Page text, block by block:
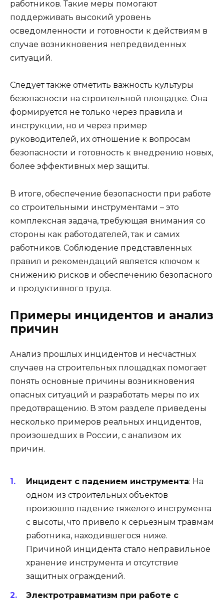
работников. Такие меры помогают
поддерживать высокий уровень
осведомленности и готовности к действиям в
случае возникновения непредвиденных
ситуаций.
Следует также отметить важность культуры
безопасности на строительной площадке. Она
формируется не только через правила и
инструкции, но и через пример
руководителей, их отношение к вопросам
безопасности и готовность к внедрению новых,
более эффективных мер защиты.
В итоге, обеспечение безопасности при работе
со строительными инструментами – это
комплексная задача, требующая внимания со
стороны как работодателей, так и самих
работников. Соблюдение представленных
правил и рекомендаций является ключом к
снижению рисков и обеспечению безопасного
и продуктивного труда.
Примеры инцидентов и анализ
причин
Анализ прошлых инцидентов и несчастных
случаев на строительных площадках помогает
понять основные причины возникновения
опасных ситуаций и разработать меры по их
предотвращению. В этом разделе приведены
несколько примеров реальных инцидентов,
произошедших в России, с анализом их
причин.
Инцидент с падением инструмента: На
одном из строительных объектов
произошло падение тяжелого инструмента
с высоты, что привело к серьезным травмам
работника, находившегося ниже.
Причиной инцидента стало неправильное
хранение инструмента и отсутствие
защитных ограждений.
Электротравматизм при работе с